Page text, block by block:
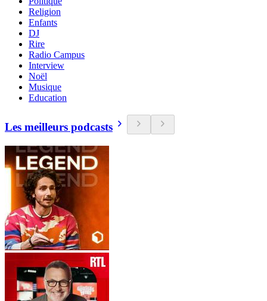
Religion
Enfants
DJ
Rire
Radio Campus
Interview
Noël
Musique
Education
Les meilleurs podcasts